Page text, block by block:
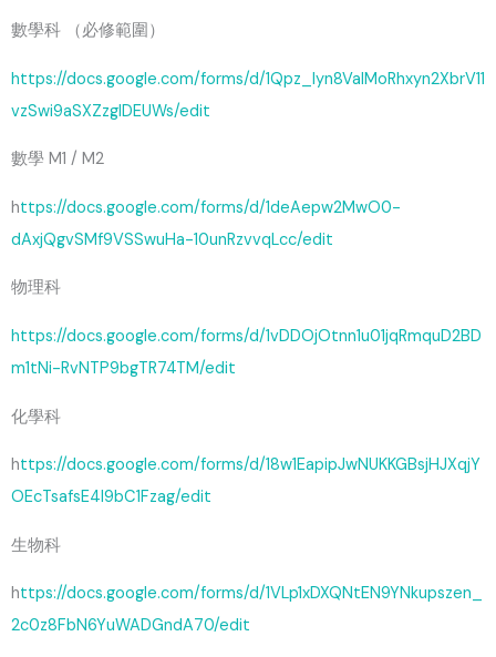
數學科 （必修範圍）
https://docs.google.com/forms/d/1Qpz_lyn8VaIMoRhxyn2XbrV11
vzSwi9aSXZzgIDEUWs/edit
數學 M1 / M2
https://docs.google.com/forms/d/1deAepw2MwO0-
dAxjQgvSMf9VSSwuHa-10unRzvvqLcc/edit
物理科
https://docs.google.com/forms/d/1vDDOjOtnn1u01jqRmquD2BD
m1tNi-RvNTP9bgTR74TM/edit
化學科
https://docs.google.com/forms/d/18w1EapipJwNUKKGBsjHJXqjY
OEcTsafsE4I9bC1Fzag/edit
生物科
https://docs.google.com/forms/d/1VLp1xDXQNtEN9YNkupszen_
2c0z8FbN6YuWADGndA70/edit